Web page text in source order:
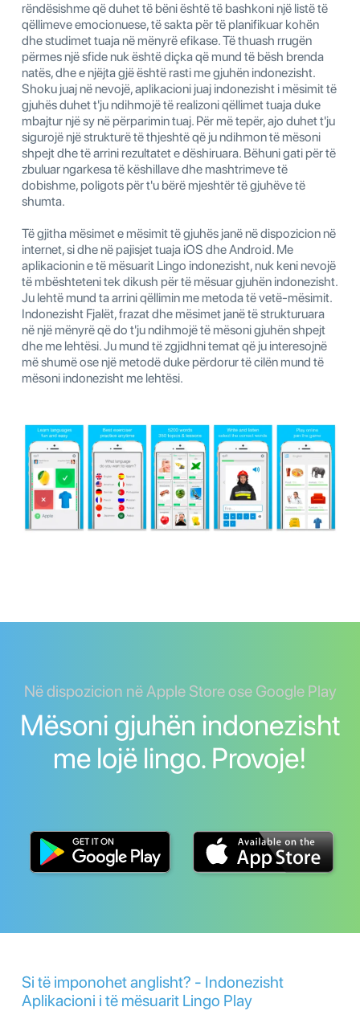
rëndësishme që duhet të bëni është të bashkoni një listë të
qëllimeve emocionuese, të sakta për të planifikuar kohën
dhe studimet tuaja në mënyrë efikase. Të thuash rrugën
përmes një sfide nuk është diçka që mund të bësh brenda
natës, dhe e njëjta gjë është rasti me gjuhën indonezisht.
Shoku juaj në nevojë, aplikacioni juaj indonezisht i mësimit të
gjuhës duhet t'ju ndihmojë të realizoni qëllimet tuaja duke
mbajtur një sy në përparimin tuaj. Për më tepër, ajo duhet t'ju
sigurojë një strukturë të thjeshtë që ju ndihmon të mësoni
shpejt dhe të arrini rezultatet e dëshiruara. Bëhuni gati për të
zbuluar ngarkesa të këshillave dhe mashtrimeve të
dobishme, poligots për t'u bërë mjeshtër të gjuhëve të
shumta.
Të gjitha mësimet e mësimit të gjuhës janë në dispozicion në
internet, si dhe në pajisjet tuaja iOS dhe Android. Me
aplikacionin e të mësuarit Lingo indonezisht, nuk keni nevojë
të mbështeteni tek dikush për të mësuar gjuhën indonezisht.
Ju lehtë mund ta arrini qëllimin me metoda të vetë-mësimit.
Indonezisht Fjalët, frazat dhe mësimet janë të strukturuara
në një mënyrë që do t'ju ndihmojë të mësoni gjuhën shpejt
dhe me lehtësi. Ju mund të zgjidhni temat që ju interesojnë
më shumë ose një metodë duke përdorur të cilën mund të
mësoni indonezisht me lehtësi.
Në dispozicion në Apple Store ose Google Play
Mësoni gjuhën indonezisht
me lojë lingo. Provoje!
Si të imponohet anglisht? - Indonezisht
Aplikacioni i të mësuarit Lingo Play